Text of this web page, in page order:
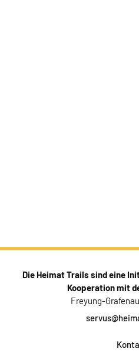
Die Heimat Trails sind eine
Kooperation mit
Freyung-